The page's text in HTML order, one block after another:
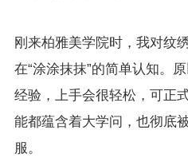
刚来柏雅美学院时，我对纹
在“涂涂抹抹”的简单认知。
经验，上手会很轻松，可正
能都蕴含着大学问，也彻底
服。